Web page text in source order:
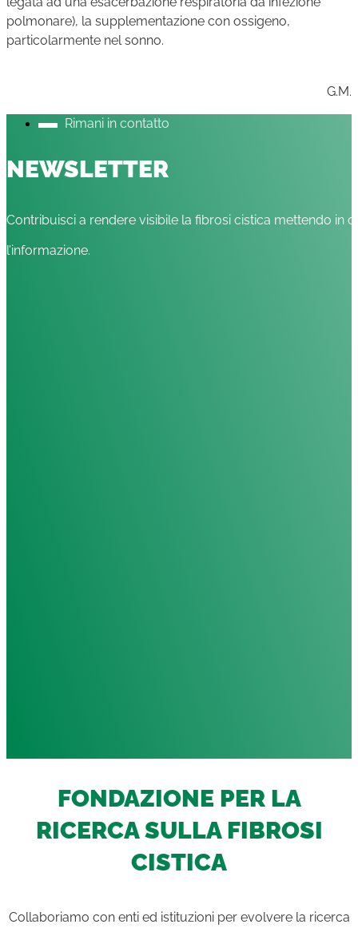
polmonare), la supplementazione con ossigeno,
particolarmente nel sonno.
G.M.
Rimani in contatto
NEWSLETTER
Contribuisci a rendere visibile la fibrosi cistica mettendo in
l’informazione.
FONDAZIONE PER LA
RICERCA SULLA FIBROSI
CISTICA
Collaboriamo con enti ed istituzioni per evolvere la ricerca